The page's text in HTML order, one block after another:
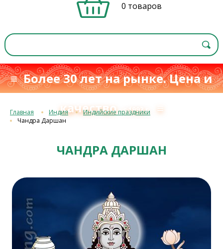
0 товаров
≡ Более 30 лет на рынке. Цена и
качествос 1993 г. ≡
Главная Индия
Индийские праздники
Чандра Даршан
ЧАНДРА ДАРШАН